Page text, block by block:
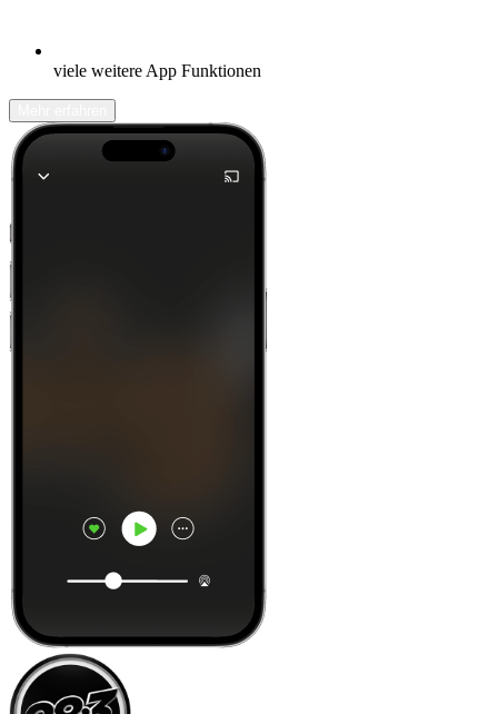
viele weitere App Funktionen